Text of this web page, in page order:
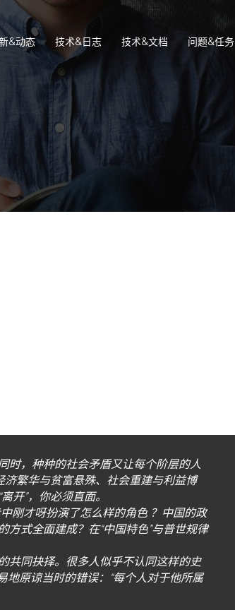
&动态 技术&日志 技术&文档 问题&任务
时，种种的社会矛盾又让每个阶层的人
济繁华与贫富悬殊、社会重建与利益博
开”，你必须直面。
刚才呀扮演了怎么样的角色 ？中国的政
式全面建成？在“中国特色”与普世规律
共同抉择。很多人似乎不认同这样的史
地原谅当时的错误：“每个人对于他所属